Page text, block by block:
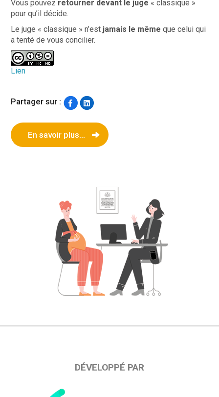
Vous pouvez retourner devant le juge « classique »
pour qu’il décide.
Le juge « classique » n’est jamais le même que celui qui
a tenté de vous concilier.
Lien
Partager sur :
En savoir plus...
DÉVELOPPÉ PAR